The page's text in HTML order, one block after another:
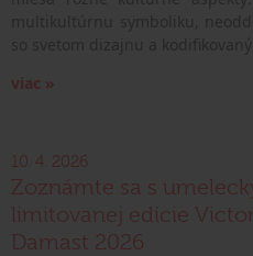
viac »
10. 4. 2026
Zoznámte sa s
limitovanej edície
Damast 2026